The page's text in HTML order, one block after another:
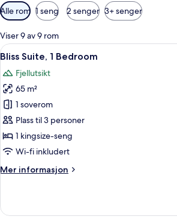
Tilgjengelige
filtre
for
rom
Alle rom 1 seng 2 senger 3+ senger
Viser 9 av 9 rom
Åpne
alle
bildene
av
Bliss
Suite,
1
Bedroom
7
Bliss Suite, 1 Bedroom
Fjellutsikt
65 m²
1 soverom
Plass til 3 personer
1 kingsize-seng
Wi-fi inkludert
Mer informasjon
Mer
Suite,